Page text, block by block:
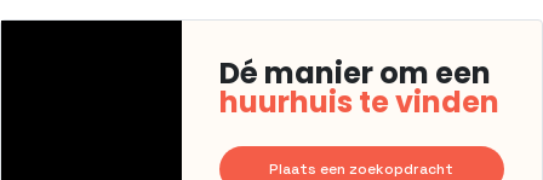
Dé manier om een
huurhuis te vinden
Plaats een zoekopdracht